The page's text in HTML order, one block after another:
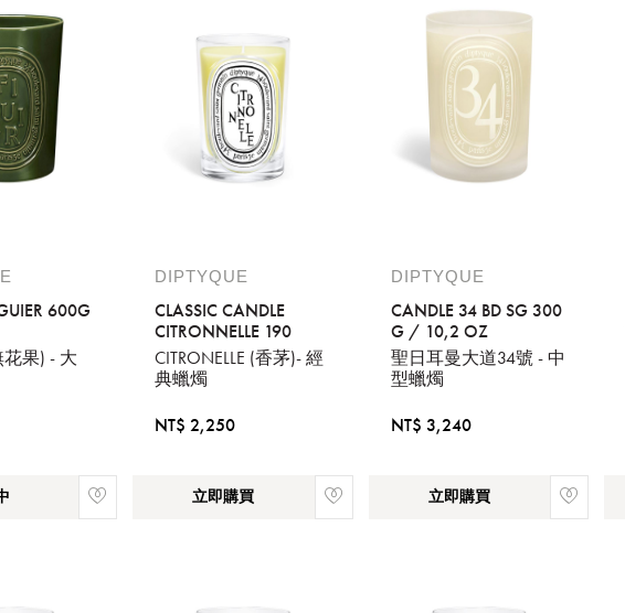
600G
花果) - 大
DIPTYQUE
CLASSIC CANDLE
CITRONNELLE 190
CITRONELLE (香茅)- 經
典蠟燭
NT$ 2,250
立即購買
DIPTYQUE
CANDLE 34 BD SG 300
G / 10,2 OZ
聖日耳曼大道34號 - 中
型蠟燭
NT$ 3,240
立即購買